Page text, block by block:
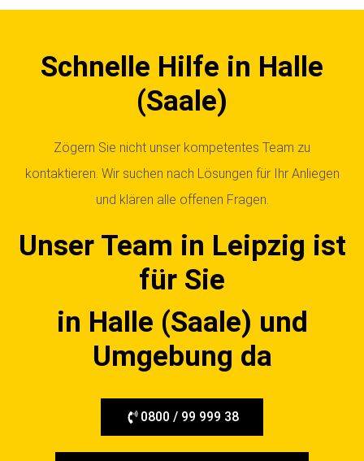
Schnelle Hilfe in Halle
(Saale)
Zögern Sie nicht unser kompetentes Team zu
kontaktieren. Wir suchen nach Lösungen für Ihr Anliegen
und klären alle offenen Fragen.
Unser Team in Leipzig ist
für Sie
in Halle (Saale) und
Umgebung da
0800 / 99 999 38